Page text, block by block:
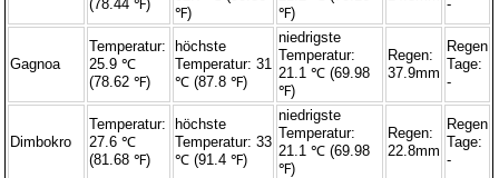
(78.44 ℉)
℉)
℉)
-
Gagnoa
Temperatur:
25.9 ℃
(78.62 ℉)
höchste
Temperatur: 31
℃ (87.8 ℉)
niedrigste
Temperatur:
21.1 ℃ (69.98
℉)
Regen:
37.9mm
Regen
Tage:
-
Dimbokro
Temperatur:
27.6 ℃
(81.68 ℉)
höchste
Temperatur: 33
℃ (91.4 ℉)
niedrigste
Temperatur:
21.1 ℃ (69.98
℉)
Regen:
22.8mm
Regen
Tage:
-